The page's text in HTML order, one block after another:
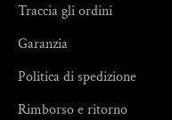
Traccia gli ordini
Garanzia
Politica di spedizione
Rimborso e ritorno